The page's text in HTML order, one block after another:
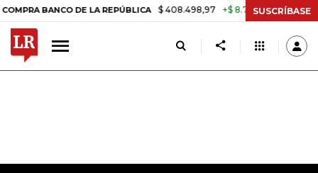
BANCO DE LA REPÚBLICA $ 408.498,97 +$ 8.753,81 +2,19% TASA
SUSCRÍBASE